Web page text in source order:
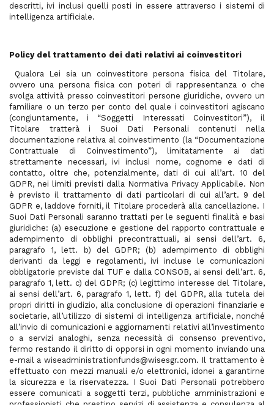
descritti, ivi inclusi quelli posti in essere attraverso i sistemi di
intelligenza artificiale.
Policy del trattamento dei dati relativi ai coinvestitori
Qualora Lei sia un coinvestitore persona fisica del Titolare,
ovvero una persona fisica con poteri di rappresentanza o che
svolga attività presso coinvestitori persone giuridiche, ovvero un
familiare o un terzo per conto del quale i coinvestitori agiscano
(congiuntamente, i “Soggetti Interessati Coinvestitori”), il
Titolare tratterà i Suoi Dati Personali contenuti nella
documentazione relativa al coinvestimento (la “Documentazione
Contrattuale di Coinvestimento”), limitatamente ai dati
strettamente necessari, ivi inclusi nome, cognome e dati di
contatto, oltre che, potenzialmente, dati di cui all’art. 10 del
GDPR, nei limiti previsti dalla Normativa Privacy Applicabile. Non
è previsto il trattamento di dati particolari di cui all’art. 9 del
GDPR e, laddove forniti, il Titolare procederà alla cancellazione. I
Suoi Dati Personali saranno trattati per le seguenti finalità e basi
giuridiche: (a) esecuzione e gestione del rapporto contrattuale e
adempimento di obblighi precontrattuali, ai sensi dell’art. 6,
paragrafo 1, lett. b) del GDPR; (b) adempimento di obblighi
derivanti da leggi e regolamenti, ivi incluse le comunicazioni
obbligatorie previste dal TUF e dalla CONSOB, ai sensi dell’art. 6,
paragrafo 1, lett. c) del GDPR; (c) legittimo interesse del Titolare,
ai sensi dell’art. 6, paragrafo 1, lett. f) del GDPR, alla tutela dei
propri diritti in giudizio, alla conclusione di operazioni finanziarie e
societarie, all’utilizzo di sistemi di intelligenza artificiale, nonché
all’invio di comunicazioni e aggiornamenti relativi all’investimento
o a servizi analoghi, senza necessità di consenso preventivo,
fermo restando il diritto di opporsi in ogni momento inviando una
e-mail a wiseadministrationfunds@wisesgr.com. Il trattamento è
effettuato con mezzi manuali e/o elettronici, idonei a garantirne
la sicurezza e la riservatezza. I Suoi Dati Personali potrebbero
essere comunicati a soggetti terzi, pubbliche amministrazioni e